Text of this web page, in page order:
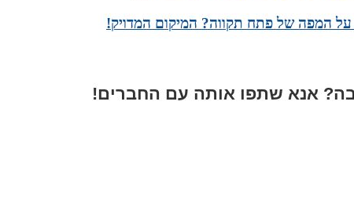
על המפה של פתח תקווה? המיקום המדויק!
אנא שתפו אותה עם החברים!